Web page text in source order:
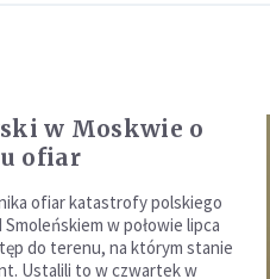
w Moskwie o
ofiar
ofiar katastrofy polskiego
Smoleńskiem w połowie lipca
do terenu, na którym stanie
Ustalili to w czwartek w